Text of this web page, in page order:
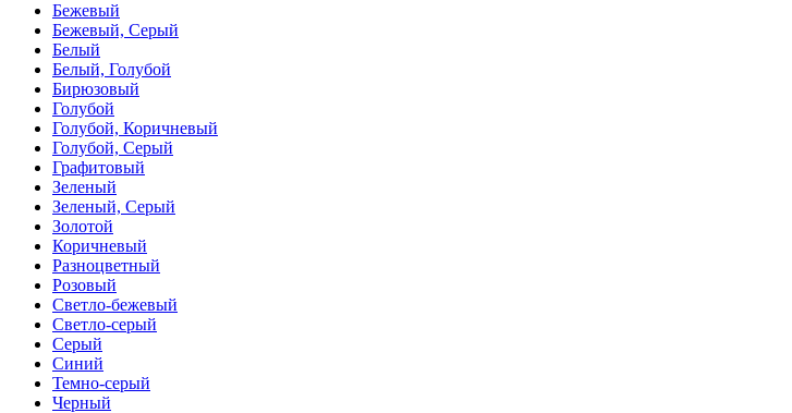
Бежевый
Бежевый, Серый
Белый
Белый, Голубой
Бирюзовый
Голубой
Голубой, Коричневый
Голубой, Серый
Графитовый
Зеленый
Зеленый, Серый
Золотой
Коричневый
Разноцветный
Розовый
Светло-бежевый
Светло-серый
Серый
Синий
Темно-серый
Черный